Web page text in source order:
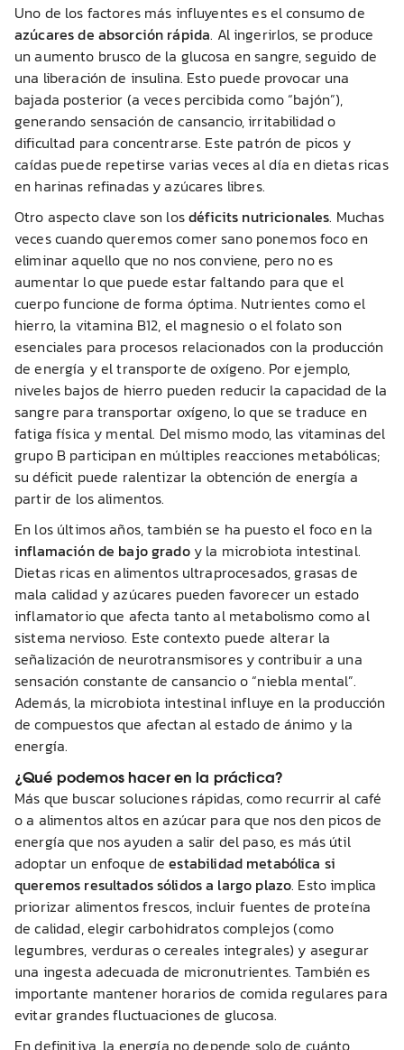
Uno de los factores más influyentes es el consumo de
azúcares de absorción rápida. Al ingerirlos, se produce
un aumento brusco de la glucosa en sangre, seguido de
una liberación de insulina. Esto puede provocar una
bajada posterior (a veces percibida como “bajón”),
generando sensación de cansancio, irritabilidad o
dificultad para concentrarse. Este patrón de picos y
caídas puede repetirse varias veces al día en dietas ricas
en harinas refinadas y azúcares libres.
Otro aspecto clave son losdéficits nutricionales. Muchas
veces cuando queremos comer sano ponemos foco en
eliminar aquello que no nos conviene, pero no es
aumentar lo que puede estar faltando para que el
cuerpo funcione de forma óptima. Nutrientes como el
hierro, la vitamina B12, el magnesio o el folato son
esenciales para procesos relacionados con la producción
de energía y el transporte de oxígeno. Por ejemplo,
niveles bajos de hierro pueden reducir la capacidad de la
sangre para transportar oxígeno, lo que se traduce en
fatiga física y mental. Del mismo modo, las vitaminas del
grupo B participan en múltiples reacciones metabólicas;
su déficit puede ralentizar la obtención de energía a
partir de los alimentos.
En los últimos años, también se ha puesto el foco en la
inflamación de bajo gradoy la microbiota intestinal.
Dietas ricas en alimentos ultraprocesados, grasas de
mala calidad y azúcares pueden favorecer un estado
inflamatorio que afecta tanto al metabolismo como al
sistema nervioso. Este contexto puede alterar la
señalización de neurotransmisores y contribuir a una
sensación constante de cansancio o “niebla mental”.
Además, la microbiota intestinal influye en la producción
de compuestos que afectan al estado de ánimo y la
energía.
¿Qué podemos hacer en la práctica?
Más que buscar soluciones rápidas, como recurrir al café
o a alimentos altos en azúcar para que nos den picos de
energía que nos ayuden a salir del paso, es más útil
adoptar un enfoque deestabilidad metabólica si
queremos resultados sólidos a largo plazo. Esto implica
priorizar alimentos frescos, incluir fuentes de proteína
de calidad, elegir carbohidratos complejos (como
legumbres, verduras o cereales integrales) y asegurar
una ingesta adecuada de micronutrientes. También es
importante mantener horarios de comida regulares para
evitar grandes fluctuaciones de glucosa.
En definitiva, la energía no depende solo de cuánto